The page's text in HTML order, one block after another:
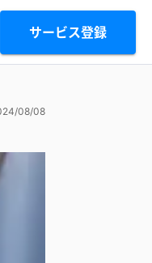
サービス登録
08/08